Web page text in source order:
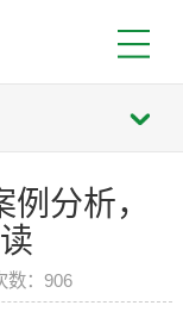
分析，
数：906